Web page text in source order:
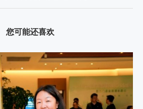
您可能还喜欢